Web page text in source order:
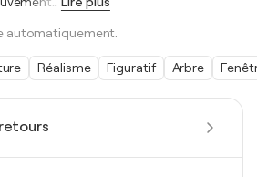
automatiquement.
Réalisme Figuratif Arbre